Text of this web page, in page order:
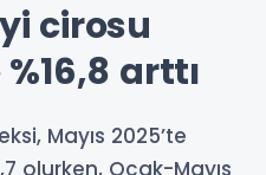
cirosu
arttı
Mayıs 2025’te
olurken, Ocak-Mayıs